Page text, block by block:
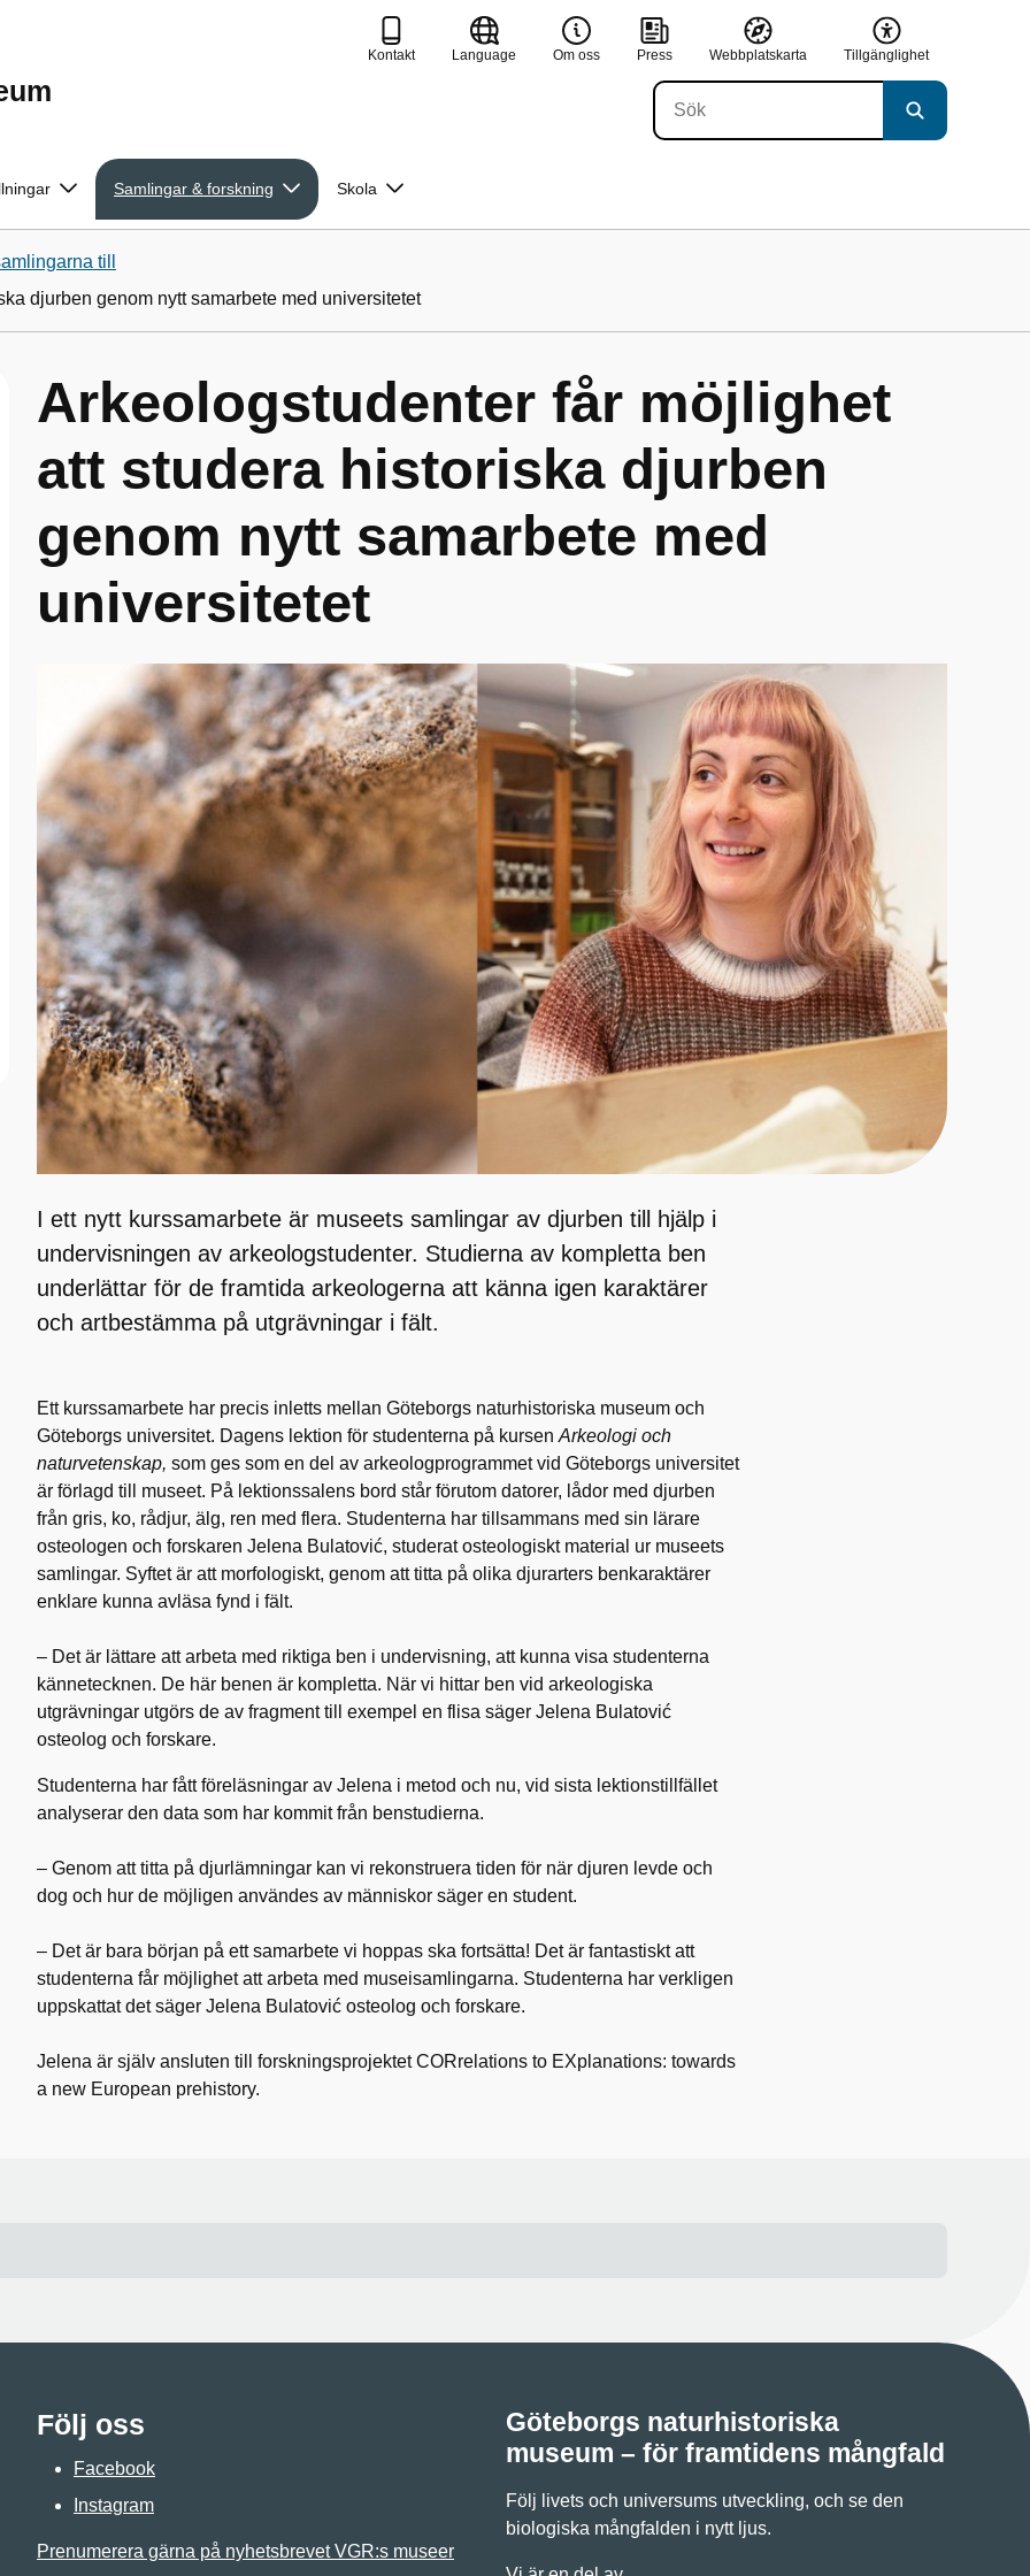
Kontakt Language Om oss Press Webbplatskarta Tillgänglighet
Samlingar & forskning Skola
till
djurben genom nytt samarbete med universitetet
Arkeologstudenter får möjlighet
att studera historiska djurben
genom nytt samarbete med
universitetet
I ett nytt kurssamarbete är museets samlingar av djurben till hjälp i
undervisningen av arkeologstudenter. Studierna av kompletta ben
underlättar för de framtida arkeologerna att känna igen karaktärer
och artbestämma på utgrävningar i fält.
Ett kurssamarbete har precis inletts mellan Göteborgs naturhistoriska museum och
Göteborgs universitet. Dagens lektion för studenterna på kursen Arkeologi och
naturvetenskap, som ges som en del av arkeologprogrammet vid Göteborgs universitet
är förlagd till museet. På lektionssalens bord står förutom datorer, lådor med djurben
från gris, ko, rådjur, älg, ren med flera. Studenterna har tillsammans med sin lärare
osteologen och forskaren Jelena Bulatović, studerat osteologiskt material ur museets
samlingar. Syftet är att morfologiskt, genom att titta på olika djurarters benkaraktärer
enklare kunna avläsa fynd i fält.
– Det är lättare att arbeta med riktiga ben i undervisning, att kunna visa studenterna
kännetecknen. De här benen är kompletta. När vi hittar ben vid arkeologiska
utgrävningar utgörs de av fragment till exempel en flisa säger Jelena Bulatović
osteolog och forskare.
Studenterna har fått föreläsningar av Jelena i metod och nu, vid sista lektionstillfället
analyserar den data som har kommit från benstudierna.
– Genom att titta på djurlämningar kan vi rekonstruera tiden för när djuren levde och
dog och hur de möjligen användes av människor säger en student.
– Det är bara början på ett samarbete vi hoppas ska fortsätta! Det är fantastiskt att
studenterna får möjlighet att arbeta med museisamlingarna. Studenterna har verkligen
uppskattat det säger Jelena Bulatović osteolog och forskare.
Jelena är själv ansluten till forskningsprojektet CORrelations to EXplanations: towards
a new European prehistory.
Följ oss
Facebook
Instagram
Prenumerera gärna på nyhetsbrevet VGR:s museer
Göteborgs naturhistoriska
museum – för framtidens mångfald
Följ livets och universums utveckling, och se den
biologiska mångfalden i nytt ljus.